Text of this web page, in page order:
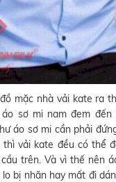
mặc nhà vải kate ra
sơ mi nam đem đến
áo sơ mi cần phải
thì vải kate đều có thể
trên. Và vì thế nên
bị nhăn hay mất đi